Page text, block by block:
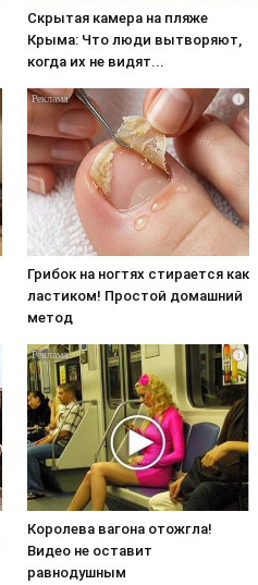
Скрытая камера на пляже
Крыма: Что люди вытворяют,
когда их не видят...
i
Грибок на ногтях стирается как
ластиком! Простой домашний
метод
i
Королева вагона отожгла!
Видео не оставит
равнодушным